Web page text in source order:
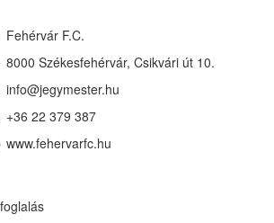
Fehérvár F.C.
8000 Székesfehérvár, Csikvári út 10.
info@jegymester.hu
+36 22 379 387
www.fehervarfc.hu